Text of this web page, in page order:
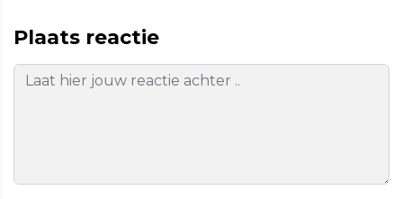
Plaats reactie